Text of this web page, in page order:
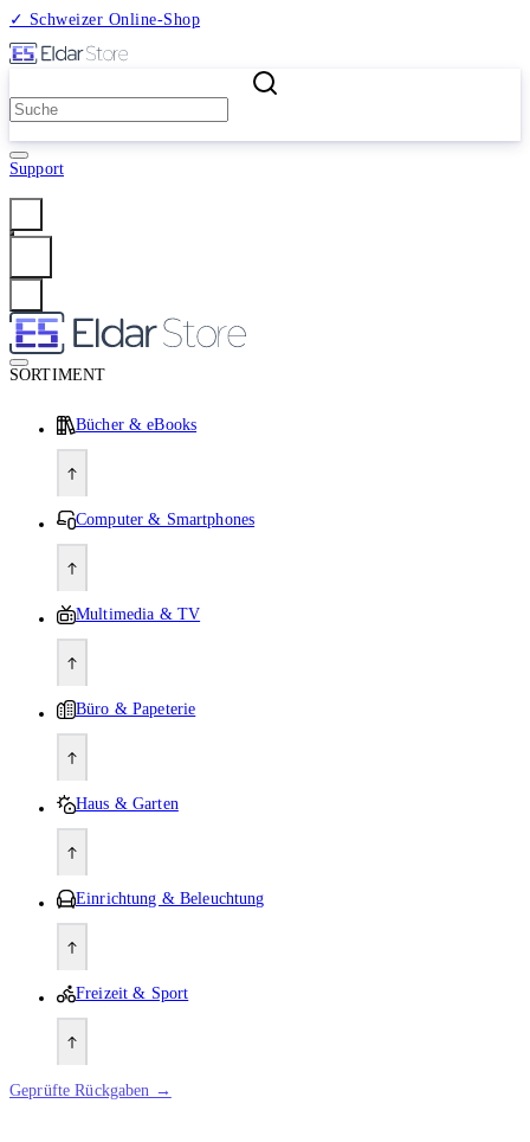
✓ Schweizer Online-Shop
Support
SORTIMENT
Bücher & eBooks
Computer & Smartphones
Multimedia & TV
Büro & Papeterie
Haus & Garten
Einrichtung & Beleuchtung
Freizeit & Sport
Geprüfte Rückgaben →